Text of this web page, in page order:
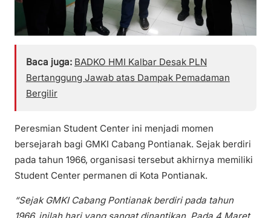
Baca juga: BADKO HMI Kalbar Desak PLN
Bertanggung Jawab atas Dampak Pemadaman
Bergilir
Peresmian Student Center ini menjadi momen
bersejarah bagi GMKI Cabang Pontianak. Sejak berdiri
pada tahun 1966, organisasi tersebut akhirnya memiliki
Student Center permanen di Kota Pontianak.
“Sejak GMKI Cabang Pontianak berdiri pada tahun